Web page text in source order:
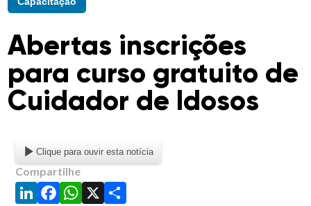
Abertas inscrições
para curso gratuito de
Cuidador de Idosos
Clique para ouvir esta notícia
Compartilhe
LinkedIn
Facebook
WhatsApp
X Share